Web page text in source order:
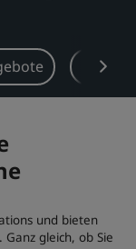
und bieten
gleich, ob Sie